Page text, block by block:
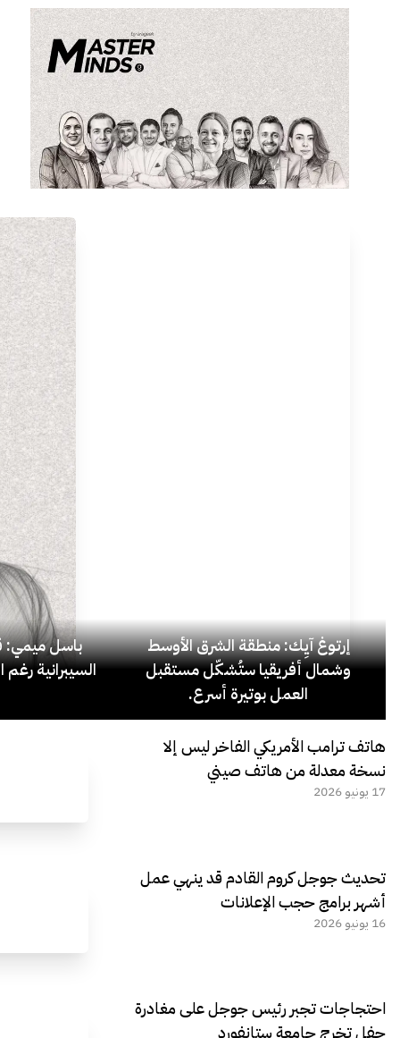
إرتوغ آيِك: منطقة الشرق الأوسط
وشمال أفريقيا ستُشكّل مستقبل
العمل بوتيرة أسرع.
باسل ميمي:
السيبرانية رغم
هاتف ترامب الأمريكي الفاخر ليس إلا
نسخة معدلة من هاتف صيني
17 يونيو 2026
تحديث جوجل كروم القادم قد ينهي عمل
أشهر برامج حجب الإعلانات
16 يونيو 2026
احتجاجات تجبر رئيس جوجل على مغادرة
حفل تخرج جامعة ستانفورد